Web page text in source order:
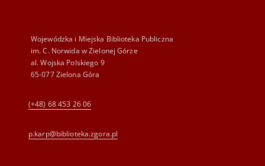
Wojewódzka i Miejska Biblioteka Publiczna
im. C. Norwida w Zielonej Górze
al. Wojska Polskiego 9
65-077 Zielona Góra
(+48) 68 453 26 06
p.karp@biblioteka.zgora.pl